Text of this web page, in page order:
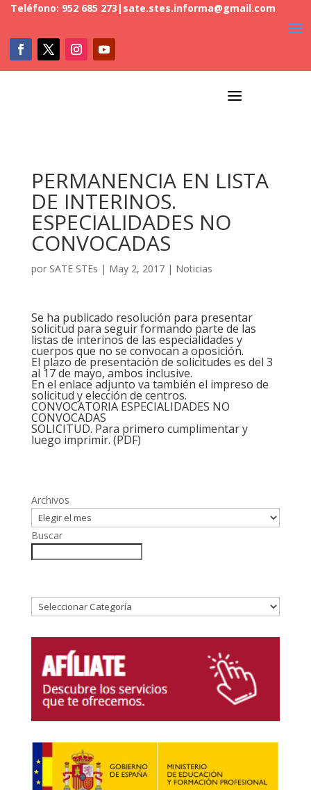
Teléfono: 952 685 273 | sate.stes.informa@gmail.com
a
PERMANENCIA EN LISTA
DE INTERINOS.
ESPECIALIDADES NO
CONVOCADAS
por SATE STEs | May 2, 2017| Noticias
Se ha publicado resolución para presentar
solicitud para seguir formando parte de las
listas de interinos de las especialidades y
cuerpos que no se convocan a oposición.
El plazo de presentación de solicitudes es del 3
al 17 de mayo, ambos inclusive.
En el enlace adjunto va también el impreso de
solicitud y elección de centros.
CONVOCATORIA ESPECIALIDADES NO
CONVOCADAS
SOLICITUD. Para primero cumplimentar y
luego imprimir. (PDF)
Archivos
Buscar